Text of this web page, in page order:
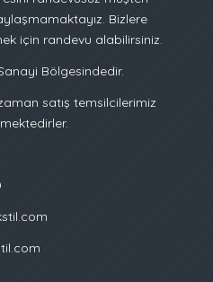
Bizlere
için randevu alabilirsiniz.
Bölgesindedir.
satış temsilcilerimiz